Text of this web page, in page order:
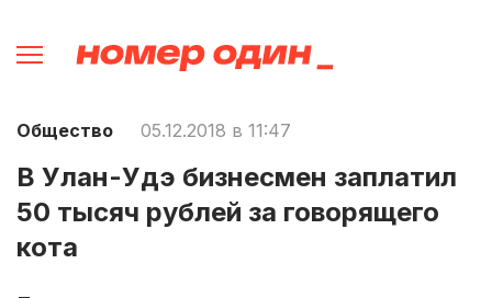
Общество 05.12.2018 в 11:47
В Улан-Удэ бизнесмен заплатил
50 тысяч рублей за говорящего
кота